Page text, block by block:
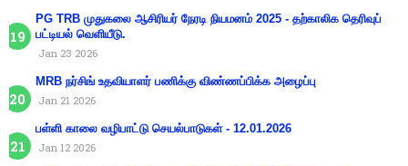
PG TRB முதுகலை ஆசிரியர் நேரடி நியமனம் 2025 - தற்காலிக தெரிவுப்
பட்டியல் வெளியீடு.
Jan 23 2026
MRB நர்சிங் உதவியாளர் பணிக்கு விண்ணப்பிக்க அழைப்பு
Jan 21 2026
பள்ளி காலை வழிபாட்டு செயல்பாடுகள் - 12.01.2026
Jan 12 2026